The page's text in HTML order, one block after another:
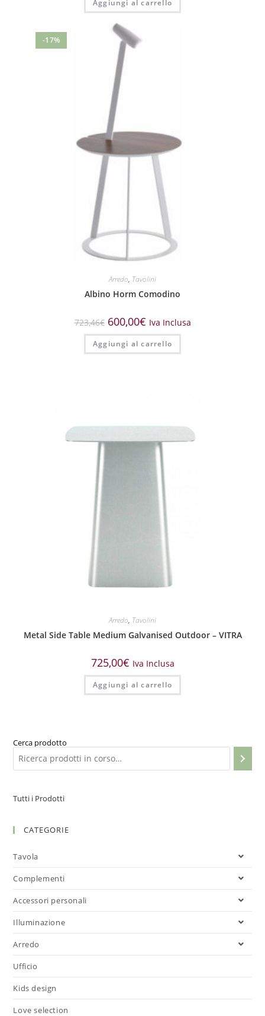
Aggiungi al carrello
-17%
Arredo, Tavolini
Albino Horm Comodino
723,46€ 600,00€ Iva Inclusa
Aggiungi al carrello
Arredo, Tavolini
Metal Side Table Medium Galvanised Outdoor – VITRA
725,00€ Iva Inclusa
Aggiungi al carrello
Cerca prodotto
Tutti i Prodotti
CATEGORIE
Tavola
Complementi
Accessori personali
Illuminazione
Arredo
Ufficio
Kids design
Love selection